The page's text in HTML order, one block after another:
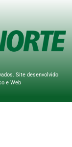
Site desenvolvido
e Web